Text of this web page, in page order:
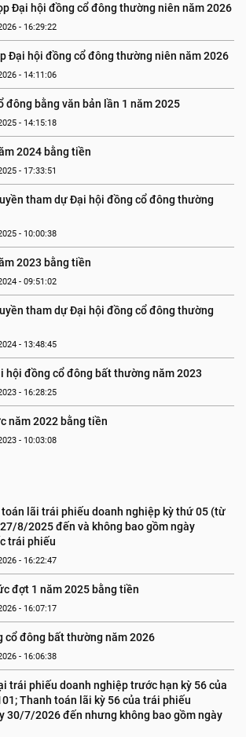
Đại hội đồng cổ đông thường niên năm 2026
- 16:29:22
Đại hội đồng cổ đông thường niên năm 2026
- 14:11:06
đông bằng văn bản lần 1 năm 2025
- 14:15:18
2024 bằng tiền
- 17:33:51
tham dự Đại hội đồng cổ đông thường
- 10:00:38
2023 bằng tiền
- 09:51:02
tham dự Đại hội đồng cổ đông thường
- 13:48:45
hội đồng cổ đông bất thường năm 2023
- 16:28:25
năm 2022 bằng tiền
- 10:03:08
lãi trái phiếu doanh nghiệp kỳ thứ 05 (từ
8/2025 đến và không bao gồm ngày
trái phiếu
- 16:22:47
đợt 1 năm 2025 bằng tiền
- 16:07:17
cổ đông bất thường năm 2026
- 16:06:38
trái phiếu doanh nghiệp trước hạn kỳ 56 của
Thanh toán lãi kỳ 56 của trái phiếu
30/7/2026 đến nhưng không bao gồm ngày